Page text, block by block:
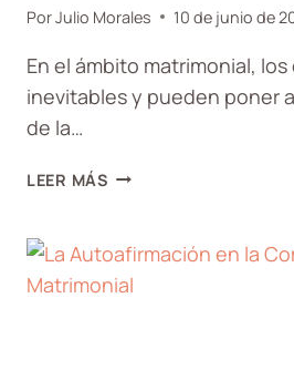
PorJulio Morales 10 de junio de
En el ámbito matrimonial,
inevitables y pueden poner
de la…
LEER MÁSAUTOCONTROL
CONFLICTOS
MATRIMONIALES